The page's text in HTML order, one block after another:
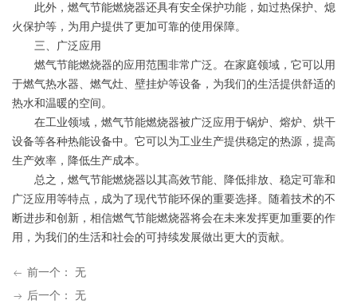
此外，燃气节能燃烧器还具有安全保护功能，如过热保护、熄
火保护等，为用户提供了更加可靠的使用保障。
三、广泛应用
燃气节能燃烧器的应用范围非常广泛。在家庭领域，它可以用
于燃气热水器、燃气灶、壁挂炉等设备，为我们的生活提供舒适的
热水和温暖的空间。
在工业领域，燃气节能燃烧器被广泛应用于锅炉、熔炉、烘干
设备等各种热能设备中。它可以为工业生产提供稳定的热源，提高
生产效率，降低生产成本。
总之，燃气节能燃烧器以其高效节能、降低排放、稳定可靠和
广泛应用等特点，成为了现代节能环保的重要选择。随着技术的不
断进步和创新，相信燃气节能燃烧器将会在未来发挥更加重要的作
用，为我们的生活和社会的可持续发展做出更大的贡献。
ꂃ 前一个： 无
ꁹ 后一个： 无